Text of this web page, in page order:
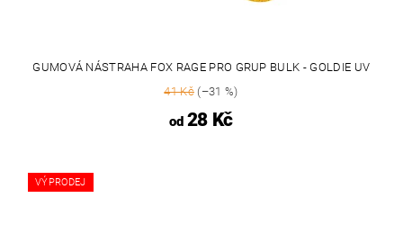
GUMOVÁ NÁSTRAHA FOX RAGE PRO GRUP BULK - GOLDIE UV
41 Kč (–31 %)
od28 Kč
VÝPRODEJ